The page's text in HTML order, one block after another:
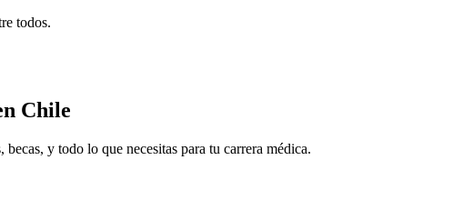
todos.
Chile
y todo lo que necesitas para tu carrera médica.